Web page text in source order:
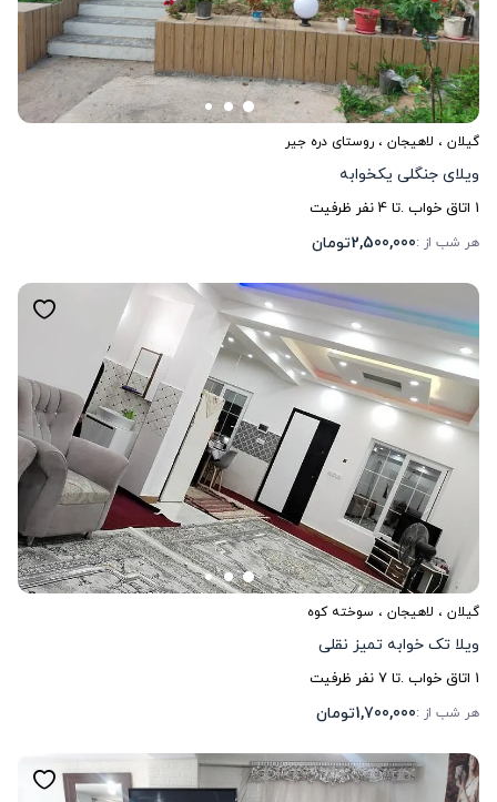
گیلان ، لاهیجان ، روستای دره جیر
ویلای جنگلی یکخوابه
1 اتاق خواب .تا4نفر ظرفیت
هر شب از :2,500,000تومان
گیلان ، لاهیجان ، سوخته کوه
ویلا تک خوابه تمیز نقلی
1 اتاق خواب .تا7نفر ظرفیت
هر شب از :1,700,000تومان